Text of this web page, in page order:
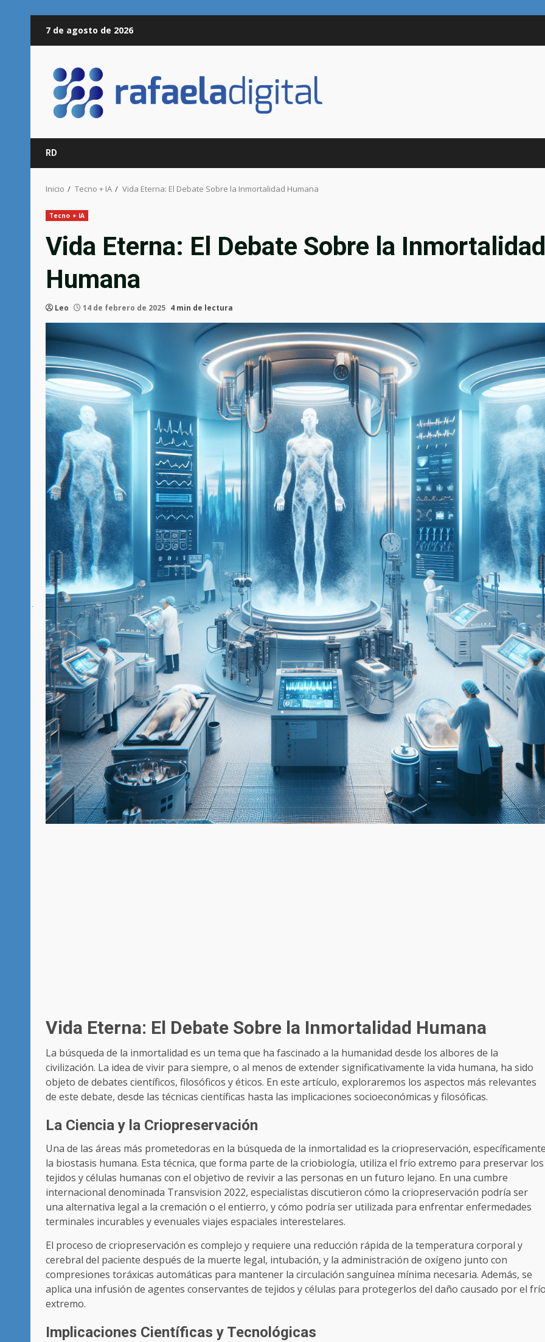
7 de agosto de 2026
RD
Inicio Tecno + IA Vida Eterna: El Debate Sobre la Inmortalidad Humana
Tecno + IA
Vida Eterna: El Debate Sobre la Inmortalidad
Humana
Leo 14 de febrero de 2025 4 min de lectura
Vida Eterna: El Debate Sobre la Inmortalidad Humana
La búsqueda de la inmortalidad es un tema que ha fascinado a la humanidad desde los albores de la
civilización. La idea de vivir para siempre, o al menos de extender significativamente la vida humana, ha sido
objeto de debates científicos, filosóficos y éticos. En este artículo, exploraremos los aspectos más relevantes
de este debate, desde las técnicas científicas hasta las implicaciones socioeconómicas y filosóficas.
La Ciencia y la Criopreservación
Una de las áreas más prometedoras en la búsqueda de la inmortalidad es la criopreservación,
la biostasis humana. Esta técnica, que forma parte de la criobiología, utiliza el frío extremo para preservar los
tejidos y células humanas con el objetivo de revivir a las personas en un futuro lejano. En una cumbre
internacional denominada Transvision 2022, especialistas discutieron cómo la criopreservación podría ser
una alternativa legal a la cremación o el entierro, y cómo podría ser utilizada para enfrentar enfermedades
terminales incurables y evenuales viajes espaciales interestelares.
El proceso de criopreservación es complejo y requiere una reducción rápida de la temperatura corporal y
cerebral del paciente después de la muerte legal, intubación, y la administración de oxígeno junto con
compresiones toráxicas automáticas para mantener la circulación sanguínea mínima necesaria. Además, se
aplica una infusión de agentes conservantes de tejidos y células para protegerlos del daño causado por el
extremo.
Implicaciones Científicas y Tecnológicas